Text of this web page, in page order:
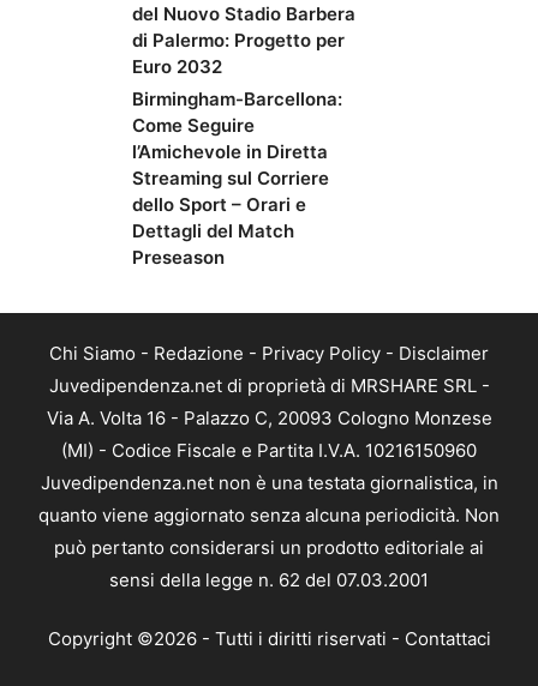
del Nuovo Stadio Barbera
di Palermo: Progetto per
Euro 2032
Birmingham-Barcellona:
Come Seguire
l’Amichevole in Diretta
Streaming sul Corriere
dello Sport – Orari e
Dettagli del Match
Preseason
Chi Siamo - Redazione - Privacy Policy - Disclaimer
Juvedipendenza.net di proprietà di MRSHARE SRL -
Via A. Volta 16 - Palazzo C, 20093 Cologno Monzese
(MI) - Codice Fiscale e Partita I.V.A. 10216150960
Juvedipendenza.net non è una testata giornalistica, in
quanto viene aggiornato senza alcuna periodicità. Non
può pertanto considerarsi un prodotto editoriale ai
sensi della legge n. 62 del 07.03.2001
Copyright ©2026 - Tutti i diritti riservati - Contattaci